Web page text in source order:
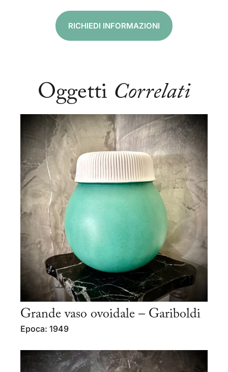
RICHIEDI INFORMAZIONI
Oggetti Correlati
Grande vaso ovoidale – Gariboldi
Epoca: 1949